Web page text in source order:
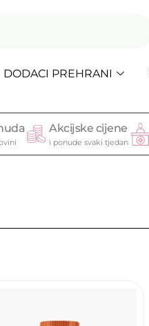
DODACI PREHRANI
Akcijske cijene
i ponude svaki tjedan